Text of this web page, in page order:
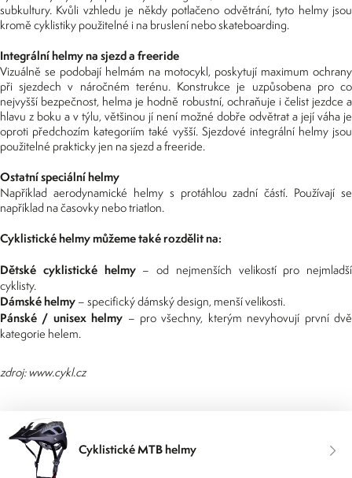
subkultury. Kvůli vzhledu je někdy potlačeno odvětrání, tyto helmy jsou
kromě cyklistiky použitelné i na bruslení nebo skateboarding.
Integrální helmy na sjezd a freeride
Vizuálně se podobají helmám na motocykl, poskytují maximum ochrany
při sjezdech v náročném terénu. Konstrukce je uzpůsobena pro co
nejvyšší bezpečnost, helma je hodně robustní, ochraňuje i čelist jezdce a
hlavu z boku a v týlu, většinou jí není možné dobře odvětrat a její váha je
oproti předchozím kategoriím také vyšší. Sjezdové integrální helmy jsou
použitelné prakticky jen na sjezd a freeride.
Ostatní speciální helmy
Například aerodynamické helmy s protáhlou zadní částí. Používají se
například na časovky nebo triatlon.
Cyklistické helmy můžeme také rozdělit na:
Dětské cyklistické helmy– od nejmenších velikostí pro nejmladší
cyklisty.
Dámské helmy – specifický dámský design, menší velikosti.
Pánské / unisex helmy – pro všechny, kterým nevyhovují první dvě
kategorie helem.
zdroj: www.cykl.cz
Cyklistické MTB helmy